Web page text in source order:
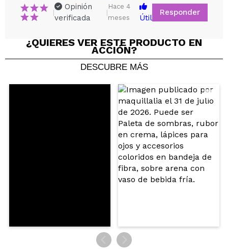
Compartir un vídeo o una foto
Tu vídeo podría ser el primero. Imagínatelo...
¿Recomendarías su compra? Si No
5/5
ENVIAR
|
Opinión
verificada
|
Hace 4
meses
Útil
Responder
¿QUIERES VER ESTE PRODUCTO EN
ACCIÓN?
DESCUBRE MÁS